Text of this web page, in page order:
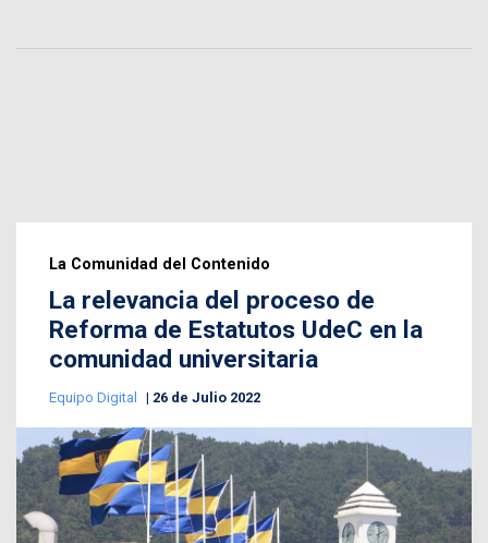
La Comunidad del Contenido
La relevancia del proceso de
Reforma de Estatutos UdeC en la
comunidad universitaria
Equipo Digital 26 de Julio 2022